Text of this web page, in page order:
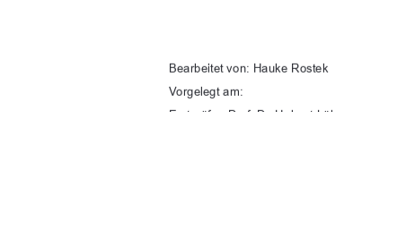
Bearbeitet von: Hauke Rostek
Vorgelegt am:
Erstprüfer: Prof. Dr. Helmut Lührs